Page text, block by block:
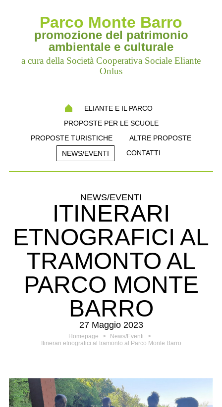
Parco Monte Barro
promozione del patrimonio
ambientale e culturale
a cura della Società Cooperativa Sociale Eliante
Onlus
ELIANTE E IL PARCO
PROPOSTE PER LE SCUOLE
PROPOSTE TURISTICHE
ALTRE PROPOSTE
NEWS/EVENTI
CONTATTI
NEWS/EVENTI
ITINERARI
ETNOGRAFICI AL
TRAMONTO AL
PARCO MONTE
BARRO
27 Maggio 2023
Homepage > News/Eventi
>
Itinerari etnografici al tramonto al Parco Monte Barro